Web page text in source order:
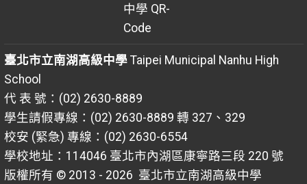
臺北市立南湖高級中學Taipei Municipal Nanhu High
School
代 表 號：(02) 2630-8889
學生請假專線：(02) 2630-8889 轉 327、329
校安 (緊急) 專線：(02) 2630-6554
學校地址：114046 臺北市內湖區康寧路三段 220 號
版權所有 © 2013 - 2026 臺北市立南湖高級中學